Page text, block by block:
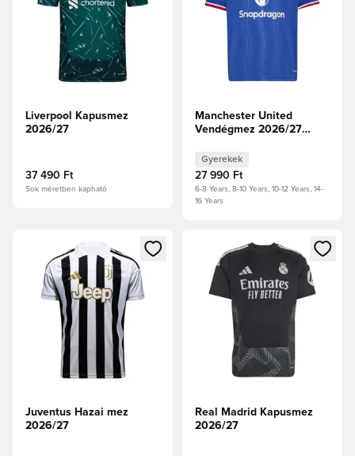
Liverpool Kapusmez
2026/27
37 490 Ft
Sok méretben kapható
Manchester United
Vendégmez 2026/27
Gyerekek
27 990 Ft
6-8 Years, 8-10 Years, 10-12 Years, 14-
16 Years
Megnyit egy modált a bejelentkezéshez vagy a tagként
Juventus Hazai mez
2026/27
Megnyit egy modált a
Real Madrid Kapusmez
2026/27